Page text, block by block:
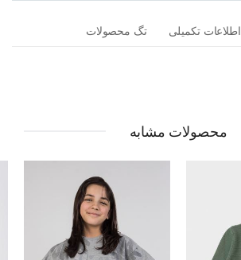
اطلاعات تکمیلی تگ محصولات
محصولات مشابه